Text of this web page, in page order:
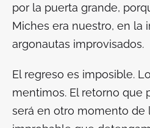
por la puerta grande,
Miches era nuestro, en la
argonautas
El regreso es imposible.
mentimos. El retorno que
será en otro momento de